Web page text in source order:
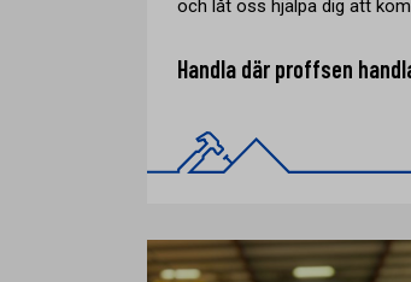
och låt oss hjälpa dig att
Handla där proffsen